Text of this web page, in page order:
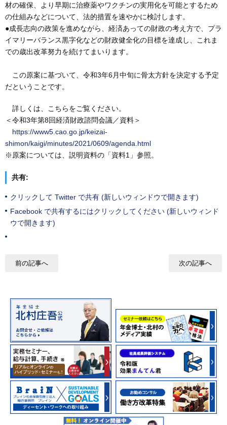
材の確保、より早期に治療薬やワクチンの実用化を可能とするため
の仕組みなどについて、法的措置を速やかに検討します。
●成長志向の政策を進めながら、経済あっての財政の考え方で、プラ
イマリーバランス黒字化などの財政健全化の目標を達成し、これま
での歳出改革努力を続けてまいります。
この原案に基づいて、令和3年6月中旬に骨太方針を決定する予定
だということです。
詳しくは、こちらをご覧ください。
＜令和3年第8回経済財政諮問会議／資料＞
https://www5.cao.go.jp/keizai-
shimon/kaigi/minutes/2021/0609/agenda.html
※原案については、説明資料の「資料1」参照。
共有:
クリックして Twitter で共有 (新しいウィンドウで開きます)
Facebook で共有するにはクリックしてください (新しいウィンド
ウで開きます)
前の記事へ 次の記事へ